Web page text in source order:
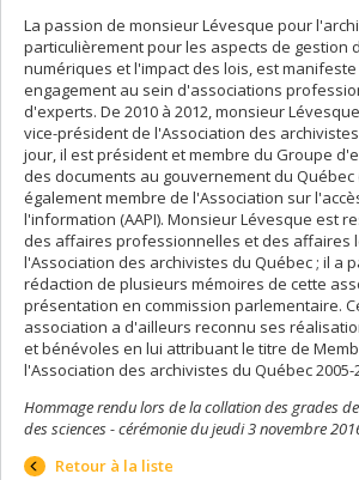
La passion de monsieur Lévesque pour
particulièrement pour les aspects de gestion
numériques et l'impact des lois, est
engagement au sein d'associations
d'experts. De 2010 à 2012, monsieur
vice-président de l'Association des
jour, il est président et membre du Groupe
des documents au gouvernement du Québec
également membre de l'Association sur
l'information (AAPI). Monsieur Lévesque est
des affaires professionnelles et des affaires
l'Association des archivistes du Québec ; il a
rédaction de plusieurs mémoires de cette
présentation en commission parlementaire.
association a d'ailleurs reconnu ses
et bénévoles en lui attribuant le titre de
l'Association des archivistes du Québec 2005-
Hommage rendu lors de la collation des grades
des sciences - cérémonie du jeudi 3 novembre
Retour à la liste